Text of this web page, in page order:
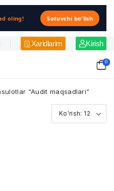
oling! Sotuvchi bo'lish
Xaridlarim Kirish
0
“Audit maqsadlari”